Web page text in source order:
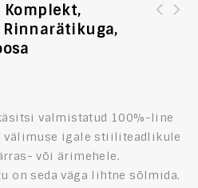
valmistatud 100%-line
välimuse igale stiiliteadlikule
või ärimehele.
on seda väga lihtne sõlmida.